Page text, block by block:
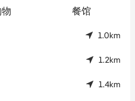
餐馆
1.0km
1.2km
1.4km